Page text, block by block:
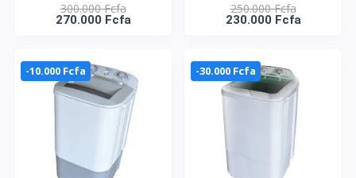
LAVER 12KG
CHARGEMENT
MF200W120WB/T
300.000 Fcfa
270.000 Fcfa
LAVER 8KG FRONT
LOAD INVERTER
HEALTHGUARD -
MF200W80WB/T
250.000 Fcfa
230.000 Fcfa
-10.000 Fcfa -30.000 Fcfa